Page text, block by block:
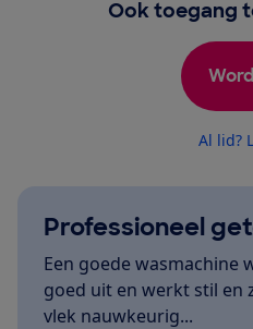
Ook toegang
Al lid?
Professioneel
Een goede wasmachine
goed uit en werkt stil en
vlek nauwkeurig...